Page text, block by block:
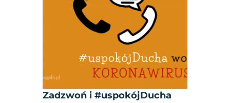
Zadzwoń i #uspokójDucha